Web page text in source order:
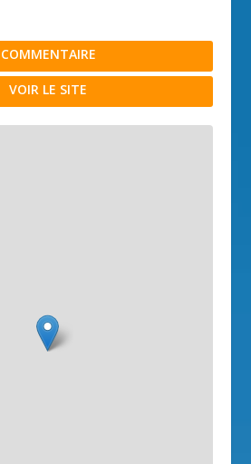
COMMENTAIRE
VOIR LE SITE